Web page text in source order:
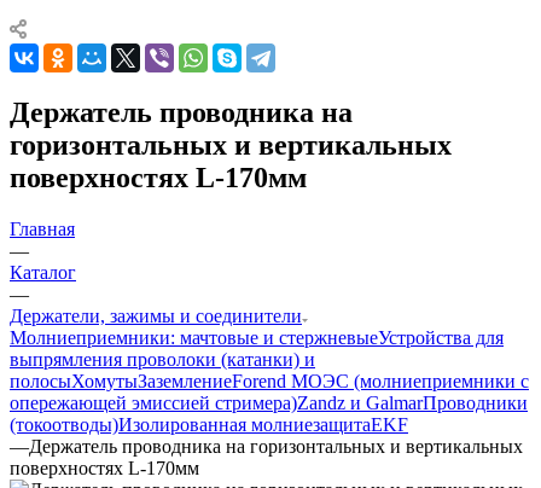
Держатель проводника на
горизонтальных и вертикальных
поверхностях L-170мм
Главная
—
Каталог
—
Держатели, зажимы и соединители
Молниеприемники: мачтовые и стержневыеУстройства для
выпрямления проволоки (катанки) и
полосыХомутыЗаземлениеForend МОЭС (молниеприемники с
опережающей эмиссией стримера)Zandz и GalmarПроводники
(токоотводы)Изолированная молниезащитаEKF
—Держатель проводника на горизонтальных и вертикальных
поверхностях L-170мм